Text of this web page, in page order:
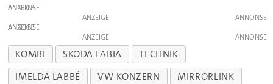
ANZEIGE
ANZEIGE
ANZEIGE
ANZEIGE
KOMBI SKODA FABIA
TECHNIK
IMELDA LABBÉ
VW-KONZERN MIRRORLINK